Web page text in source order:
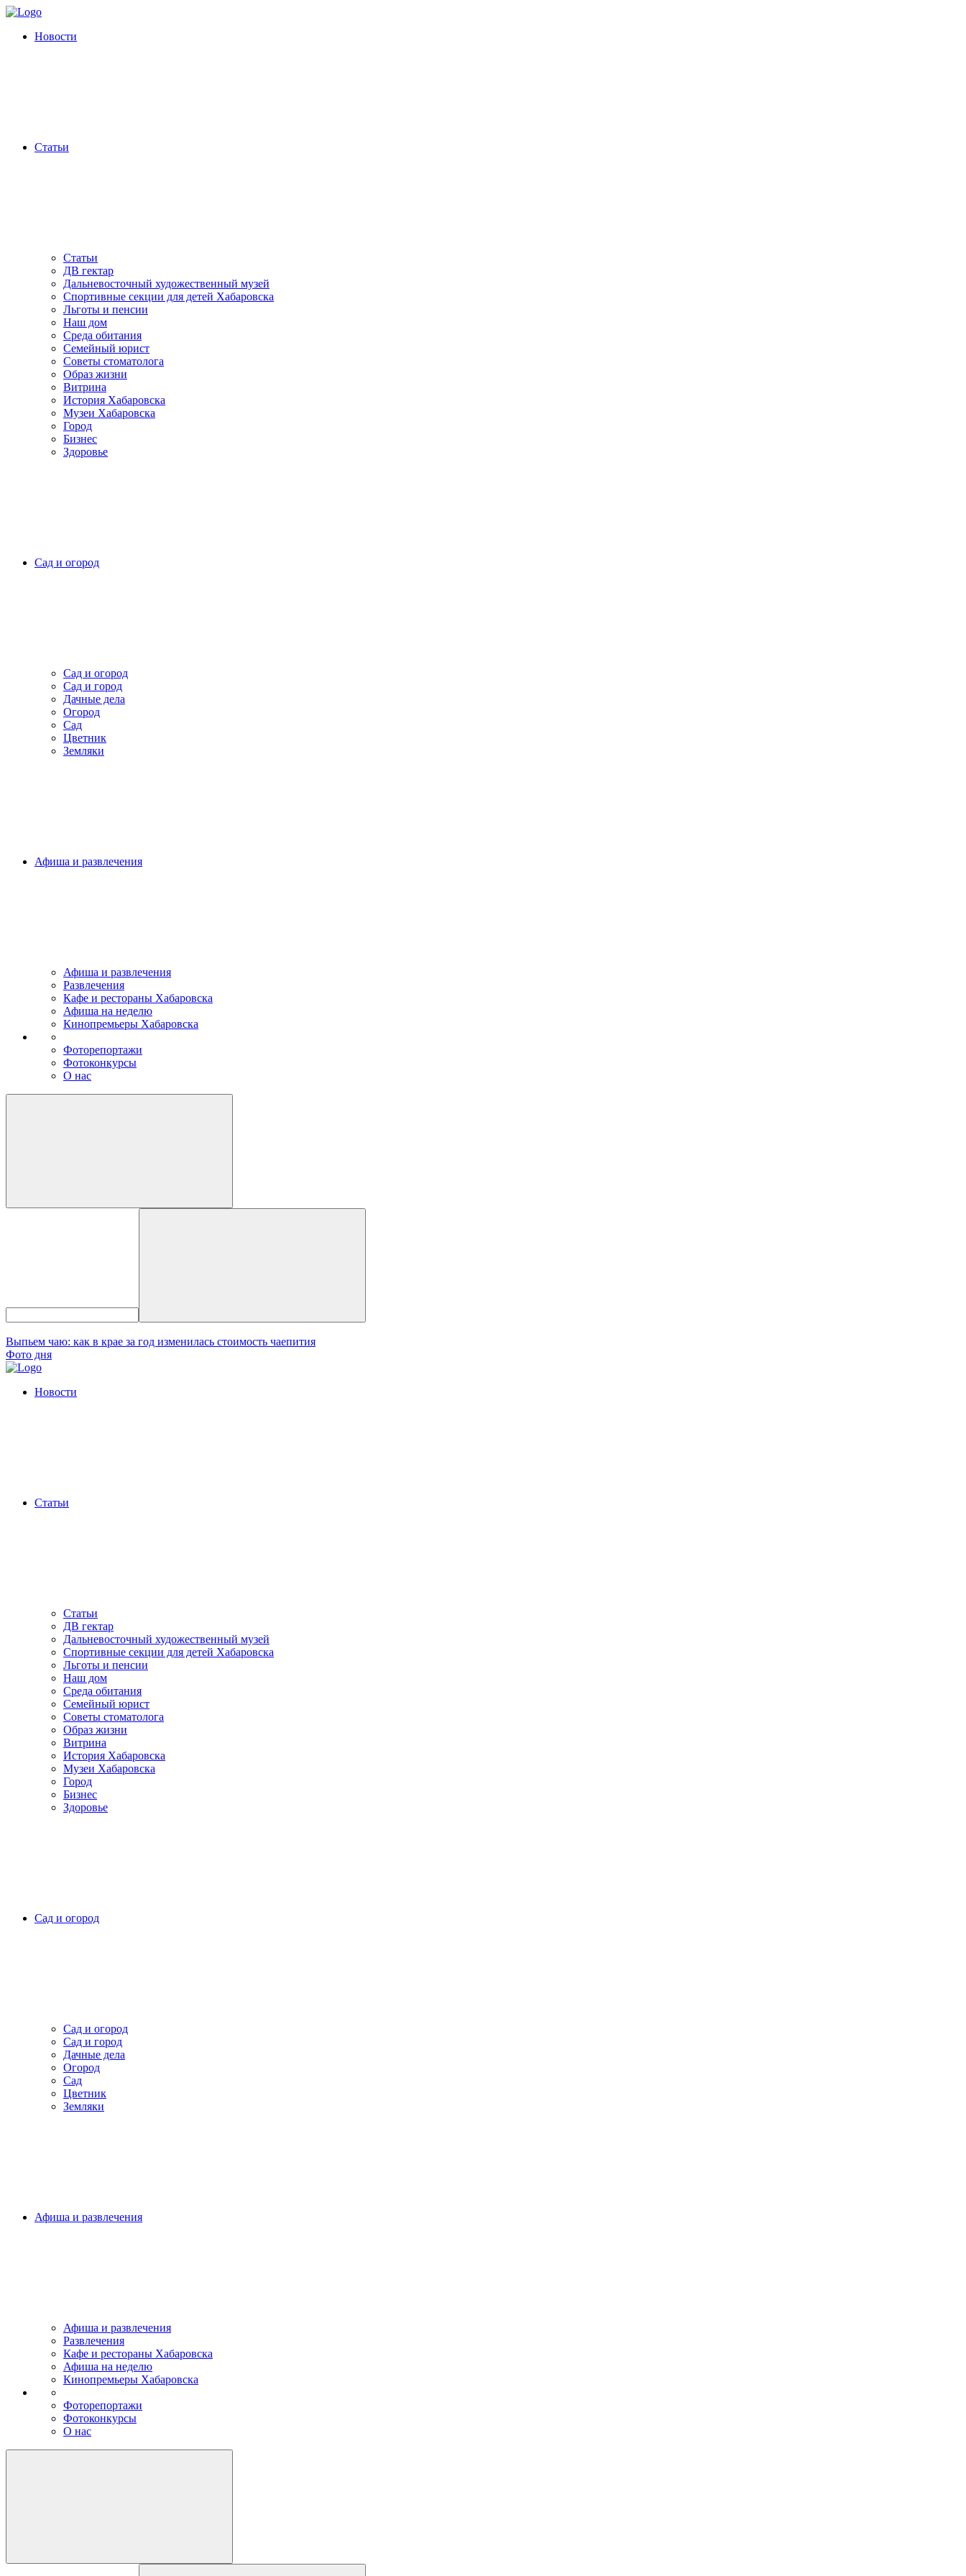
Новости
Статьи
Статьи
ДВ гектар
Дальневосточный художественный музей
Спортивные секции для детей Хабаровска
Льготы и пенсии
Наш дом
Среда обитания
Семейный юрист
Советы стоматолога
Образ жизни
Витрина
История Хабаровска
Музеи Хабаровска
Город
Бизнес
Здоровье
Сад и огород
Сад и огород
Сад и город
Дачные дела
Огород
Сад
Цветник
Земляки
Афиша и развлечения
Афиша и развлечения
Развлечения
Кафе и рестораны Хабаровска
Афиша на неделю
Кинопремьеры Хабаровска
Фоторепортажи
Фотоконкурсы
О нас
Выпьем чаю: как в крае за год изменилась стоимость чаепития
Фото дня
Новости
Статьи
Статьи
ДВ гектар
Дальневосточный художественный музей
Спортивные секции для детей Хабаровска
Льготы и пенсии
Наш дом
Среда обитания
Семейный юрист
Советы стоматолога
Образ жизни
Витрина
История Хабаровска
Музеи Хабаровска
Город
Бизнес
Здоровье
Сад и огород
Сад и огород
Сад и город
Дачные дела
Огород
Сад
Цветник
Земляки
Афиша и развлечения
Афиша и развлечения
Развлечения
Кафе и рестораны Хабаровска
Афиша на неделю
Кинопремьеры Хабаровска
Фоторепортажи
Фотоконкурсы
О нас